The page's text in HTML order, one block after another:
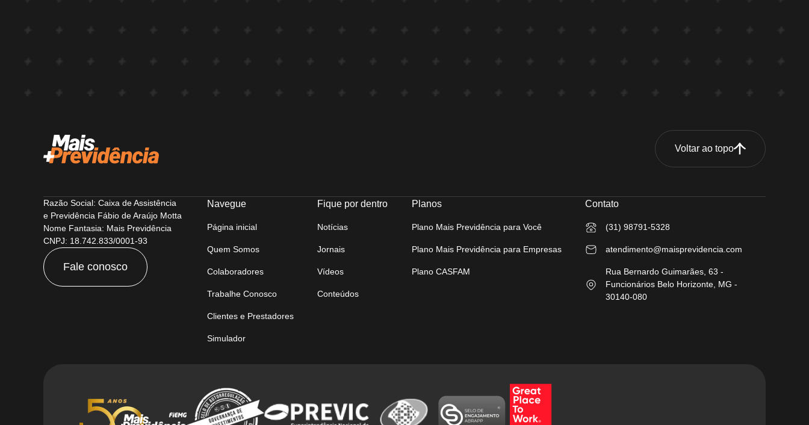
Voltar ao topo
Razão Social: Caixa de Assistência
e Previdência Fábio de Araújo Motta
Nome Fantasia: Mais Previdência
CNPJ: 18.742.833/0001-93
Fale conosco
Navegue
Página inicial
Quem Somos
Colaboradores
Trabalhe Conosco
Clientes e Prestadores
Simulador
Fique por dentro
Notícias
Jornais
Vídeos
Conteúdos
Planos
Plano Mais Previdência para Você
Plano Mais Previdência para Empresas
Plano CASFAM
Contato
(31) 98791-5328
atendimento@maisprevidencia.com
Rua Bernardo Guimarães, 63 -
Funcionários Belo Horizonte, MG -
30140-080